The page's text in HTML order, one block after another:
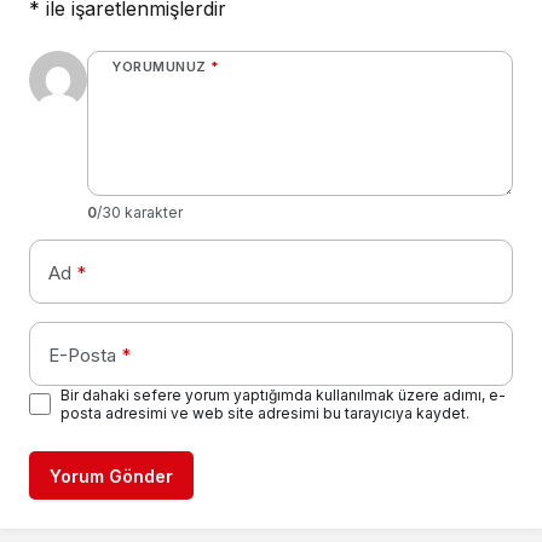
* ile işaretlenmişlerdir
YORUMUNUZ *
0/30 karakter
Ad *
E-Posta *
Bir dahaki sefere yorum yaptığımda kullanılmak üzere adımı, e-
posta adresimi ve web site adresimi bu tarayıcıya kaydet.
Yorum Gönder